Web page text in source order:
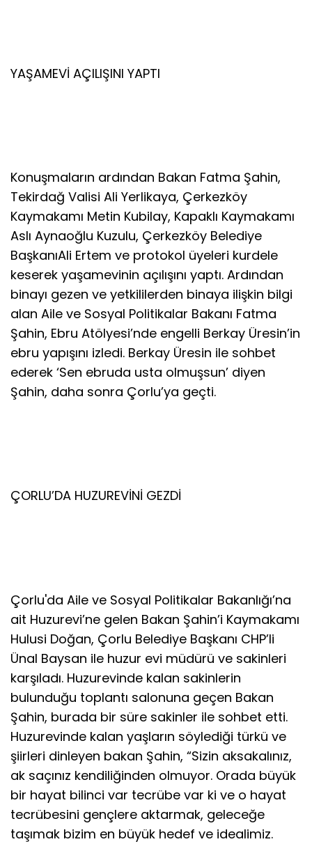
YAŞAMEVİ AÇILIŞINI YAPTI
Konuşmaların ardından Bakan Fatma Şahin,
Tekirdağ Valisi Ali Yerlikaya, Çerkezköy
Kaymakamı Metin Kubilay, Kapaklı Kaymakamı
Aslı Aynaoğlu Kuzulu, Çerkezköy Belediye
BaşkanıAli Ertem ve protokol üyeleri kurdele
keserek yaşamevinin açılışını yaptı. Ardından
binayı gezen ve yetkililerden binaya ilişkin bilgi
alan Aile ve Sosyal Politikalar Bakanı Fatma
Şahin, Ebru Atölyesi’nde engelli Berkay Üresin’in
ebru yapışını izledi. Berkay Üresin ile sohbet
ederek ‘Sen ebruda usta olmuşsun’ diyen
Şahin, daha sonra Çorlu’ya geçti.
ÇORLU’DA HUZUREVİNİ GEZDİ
Çorlu'da Aile ve Sosyal Politikalar Bakanlığı’na
ait Huzurevi’ne gelen Bakan Şahin’i Kaymakamı
Hulusi Doğan, Çorlu Belediye Başkanı CHP’li
Ünal Baysan ile huzur evi müdürü ve sakinleri
karşıladı. Huzurevinde kalan sakinlerin
bulunduğu toplantı salonuna geçen Bakan
Şahin, burada bir süre sakinler ile sohbet etti.
Huzurevinde kalan yaşların söylediği türkü ve
şiirleri dinleyen bakan Şahin, “Sizin aksakalınız,
ak saçınız kendiliğinden olmuyor. Orada büyük
bir hayat bilinci var tecrübe var ki ve o hayat
tecrübesini gençlere aktarmak, geleceğe
taşımak bizim en büyük hedef ve idealimiz.